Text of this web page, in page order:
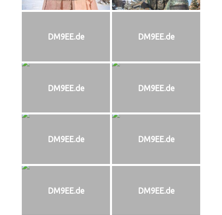
DM9EE.de DM9EE.de
DM9EE.de DM9EE.de
DM9EE.de DM9EE.de
DM9EE.de DM9EE.de